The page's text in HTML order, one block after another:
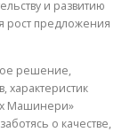
и развитию
рост предложения
решение,
характеристик
Машинери»
о качестве,